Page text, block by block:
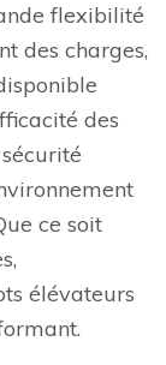
flexibilité
des charges,
des
ce soit
élévateurs